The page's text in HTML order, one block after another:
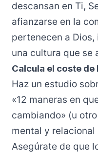
descansan en Ti,
afianzarse en la
pertenecen a
una cultura que se
Calcula el coste
Haz un estudio
«12 maneras en
cambiando» (u
mental y
Asegúrate de que